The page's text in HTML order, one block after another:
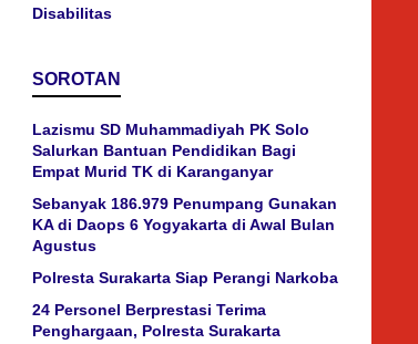
Disabilitas
SOROTAN
Lazismu SD Muhammadiyah PK Solo
Salurkan Bantuan Pendidikan Bagi
Empat Murid TK di Karanganyar
Sebanyak 186.979 Penumpang Gunakan
KA di Daops 6 Yogyakarta di Awal Bulan
Agustus
Polresta Surakarta Siap Perangi Narkoba
24 Personel Berprestasi Terima
Penghargaan, Polresta Surakarta